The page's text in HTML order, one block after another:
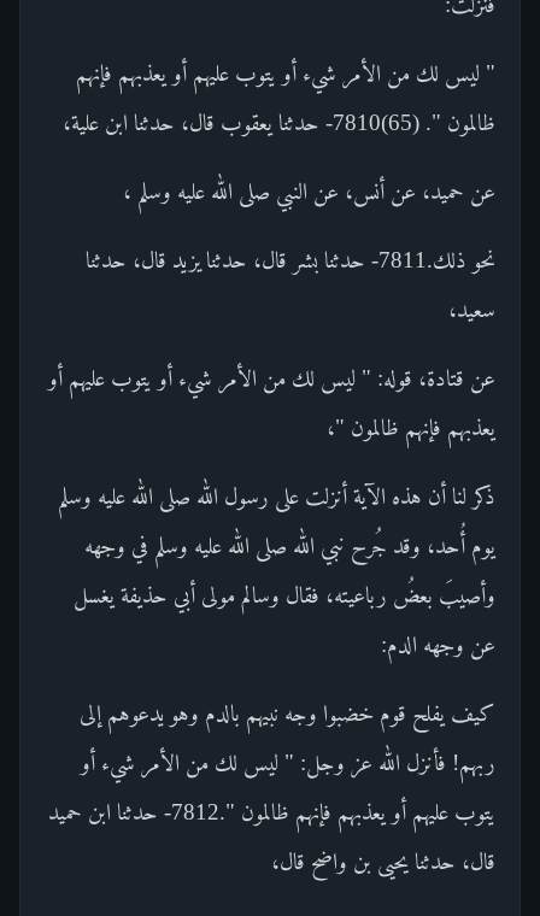
" ليس لك من الأمر شيء أو يتوب عليهم أو يعذبهم فإنهم
ظالمون ". (65)7810- حدثنا يعقوب قال، حدثنا ابن علية،
عن حميد، عن أنس، عن النبي صلى الله عليه وسلم ،
نحو ذلك.7811- حدثنا بشر قال، حدثنا يزيد قال، حدثنا
سعيد،
عن قتادة، قوله: " ليس لك من الأمر شيء أو يتوب عليهم أو
يعذبهم فإنهم ظالمون "،
ذكر لنا أن هذه الآية أنزلت على رسول الله صلى الله عليه وسلم
يوم أُحد، وقد جُرح نبي الله صلى الله عليه وسلم في وجهه
وأصيبَ بعضُ رباعيته، فقال وسالم مولى أبي حذيفة يغسل
عن وجهه الدم:
كيف يفلح قوم خضبوا وجه نبيهم بالدم وهو يدعوهم إلى
ربهم! فأنزل الله عز وجل: " ليس لك من الأمر شيء أو
يتوب عليهم أو يعذبهم فإنهم ظالمون ".7812- حدثنا ابن حميد
قال، حدثنا يحيى بن واضح قال،